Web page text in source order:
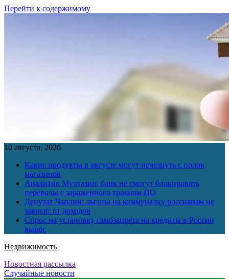
Перейти к содержимому
10 августа, 2026
Какие продукты в августе могут исчезнуть с полок
магазинов
Аналитик Муртазин: банк не смогут блокировать
переводы с зараженного трояном ПО
Депутат Чаплин: льготы на коммуналку россиянам не
зависят от доходов
Спрос на установку самозапрета на кредиты в России
вырос
Недвижимость
Новостная рассылка
Случайные новости